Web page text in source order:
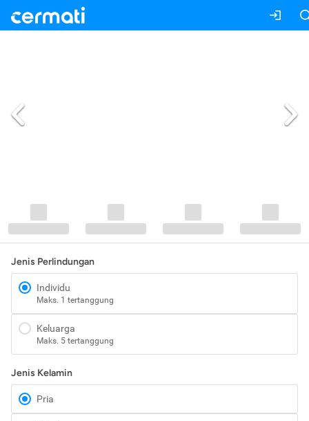
Jenis Perlindungan
Individu
Maks. 1 tertanggung
Keluarga
Maks. 5 tertanggung
Jenis Kelamin
Pria